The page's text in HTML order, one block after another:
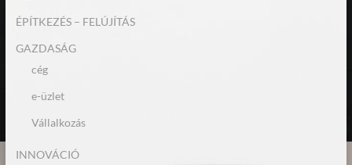
ÉPÍTKEZÉS – FELÚJÍTÁS
GAZDASÁG
cég
e-üzlet
Vállalkozás
INNOVÁCIÓ